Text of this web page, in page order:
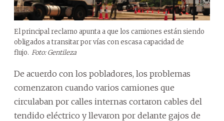
El principal reclamo apunta a que los camiones están siendo
obligados a transitar por vías con escasa capacidad de
flujo. Foto: Gentileza
De acuerdo con los pobladores, los problemas
comenzaron cuando varios camiones que
circulaban por calles internas cortaron cables del
tendido eléctrico y llevaron por delante gajos de